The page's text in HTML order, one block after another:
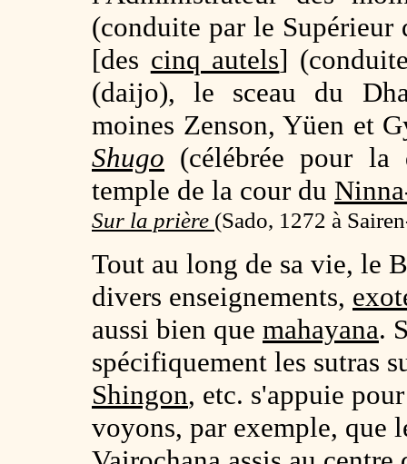
(conduite par le Supérieur
[des cinq autels]
(daijo), le sceau du
moines Zenson, Yüen et
Shugo (célébrée pour la
temple de la cour du
Sur la prière (Sado, 1272 à
Tout au long de sa vie, le
divers enseignements,
aussi bien que mahayana.
spécifiquement les sutras
Shingon, etc. s'appuie
voyons, par exemple, que